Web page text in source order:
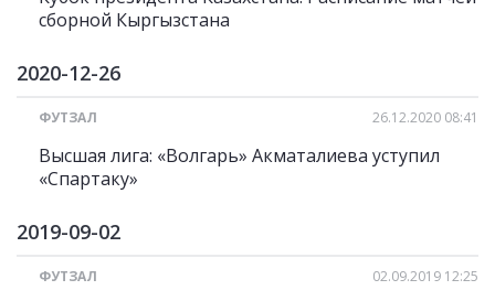
сборной Кыргызстана
2020-12-26
ФУТЗАЛ 26.12.2020 08:41
Высшая лига: «Волгарь» Акматалиева уступил
«Спартаку»
2019-09-02
ФУТЗАЛ 02.09.2019 12:25